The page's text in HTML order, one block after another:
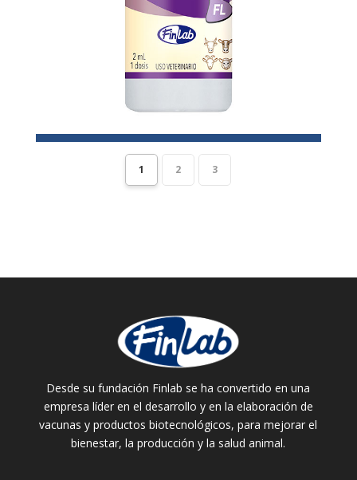
1 2 3
Desde su fundación Finlab se ha convertido en una
empresa líder en el desarrollo y en la elaboración de
vacunas y productos biotecnológicos, para mejorar el
bienestar, la producción y la salud animal.